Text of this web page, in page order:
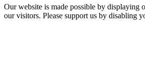
Our website is made possible by displaying
our visitors. Please support us by disabling